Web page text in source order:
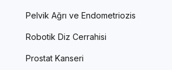
Pelvik Ağrı ve Endometriozis
Robotik Diz Cerrahisi
Prostat Kanseri